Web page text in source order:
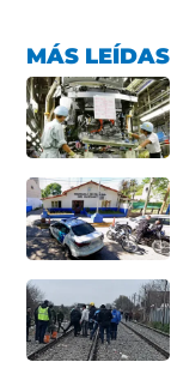
MÁS LEÍDAS